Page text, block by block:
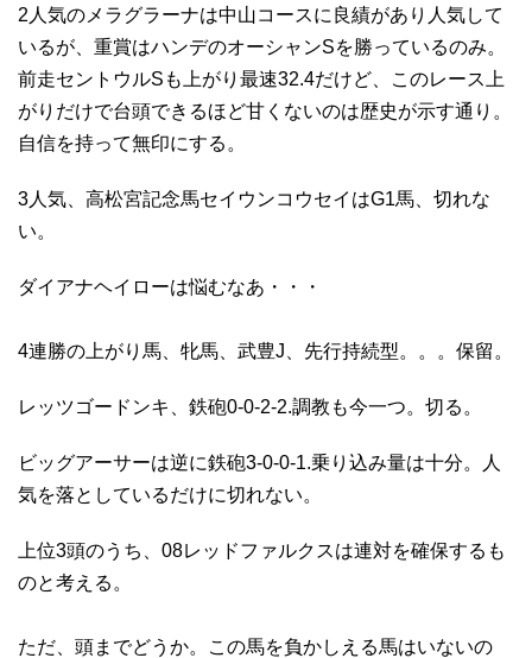
2人気のメラグラーナは中山コースに良績があり人気して
いるが、重賞はハンデのオーシャンSを勝っているのみ。
前走セントウルSも上がり最速32.4だけど、このレース上
がりだけで台頭できるほど甘くないのは歴史が示す通り。
自信を持って無印にする。
3人気、高松宮記念馬セイウンコウセイはG1馬、切れな
い。
ダイアナヘイローは悩むなあ・・・
4連勝の上がり馬、牝馬、武豊J、先行持続型。。。保留。
レッツゴードンキ、鉄砲0-0-2-2.調教も今一つ。切る。
ビッグアーサーは逆に鉄砲3-0-0-1.乗り込み量は十分。人
気を落としているだけに切れない。
上位3頭のうち、08レッドファルクスは連対を確保するも
のと考える。
ただ、頭までどうか。この馬を負かしえる馬はいないの